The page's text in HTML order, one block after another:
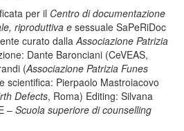
per il Centro di documentazione
riproduttiva e sessuale SaPeRiDoc
curato dalla Associazione Patrizia
Dante Baronciani (CeVEAS,
(Associazione Patrizia Funes
scientifica: Pierpaolo Mastroiacovo
Defects, Roma) Editing: Silvana
– Scuola superiore di counselling